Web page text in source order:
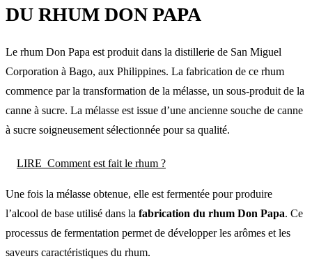
DU RHUM DON PAPA
Le rhum Don Papa est produit dans la distillerie de San Miguel
Corporation à Bago, aux Philippines. La fabrication de ce rhum
commence par la transformation de la mélasse, un sous-produit de la
canne à sucre. La mélasse est issue d’une ancienne souche de canne
à sucre soigneusement sélectionnée pour sa qualité.
LIRE Comment est fait le rhum ?
Une fois la mélasse obtenue, elle est fermentée pour produire
l’alcool de base utilisé dans la fabrication du rhum Don Papa. Ce
processus de fermentation permet de développer les arômes et les
saveurs caractéristiques du rhum.